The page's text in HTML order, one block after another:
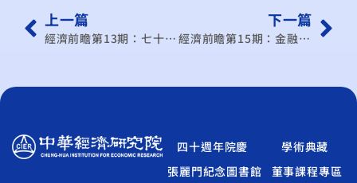
上一篇
經濟前瞻第13期：七十八年展望
下一篇
經濟前瞻第15期：金融自由化
四十週年院慶
學術典藏
張麗門紀念圖書館
董事課程專區